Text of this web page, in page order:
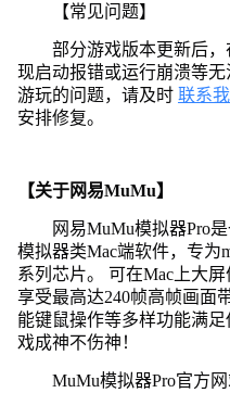
【常见问题】
部分游戏版本更新后
现启动报错或运行崩溃等
游玩的问题，请及时 联系我
安排修复。
【关于网易MuMu】
网易MuMu模拟器Pro
模拟器类Mac端软件，专为
系列芯片。 可在Mac上大
享受最高达240帧高帧画面
能键鼠操作等多样功能满
戏成神不伤神！
MuMu模拟器Pro官方网